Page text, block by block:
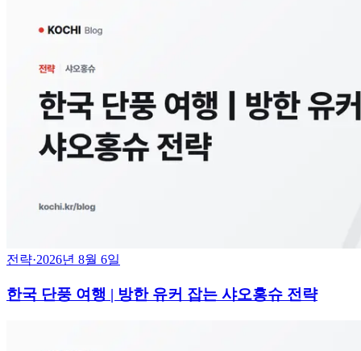
전략·2026년 8월 6일
한국 단풍 여행 | 방한 유커 잡는 샤오홍슈 전략